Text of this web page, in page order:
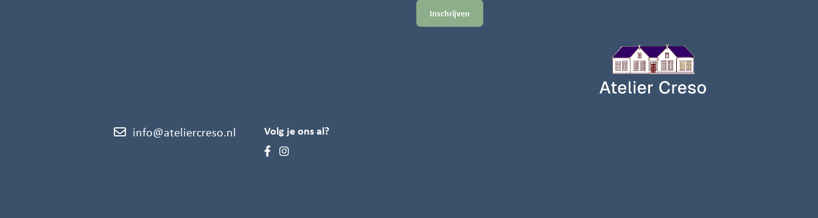
info@ateliercreso.nl Volg je ons al?